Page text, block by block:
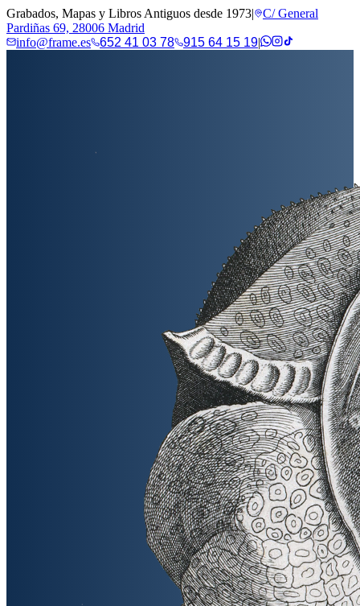
Grabados, Mapas y Libros Antiguos desde 1973|
C/ General
Pardiñas 69, 28006 Madrid
info@frame.es
652 41 03 78 915 64 15 19|